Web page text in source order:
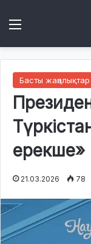
Басты жаңалықтар
ерекше»
21.03.2026 78